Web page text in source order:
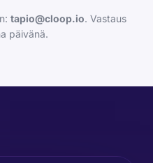
tapio@cloop.io. Vastaus
päivänä.